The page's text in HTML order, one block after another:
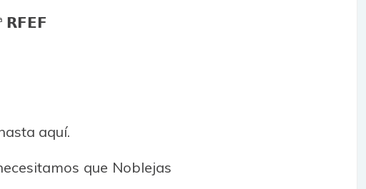
𝗥𝗙𝗘𝗙
aquí.
que Noblejas